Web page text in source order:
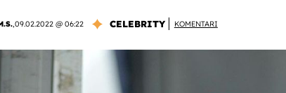
,09.02.2022 @ 06:22 CELEBRITY KOMENTARI